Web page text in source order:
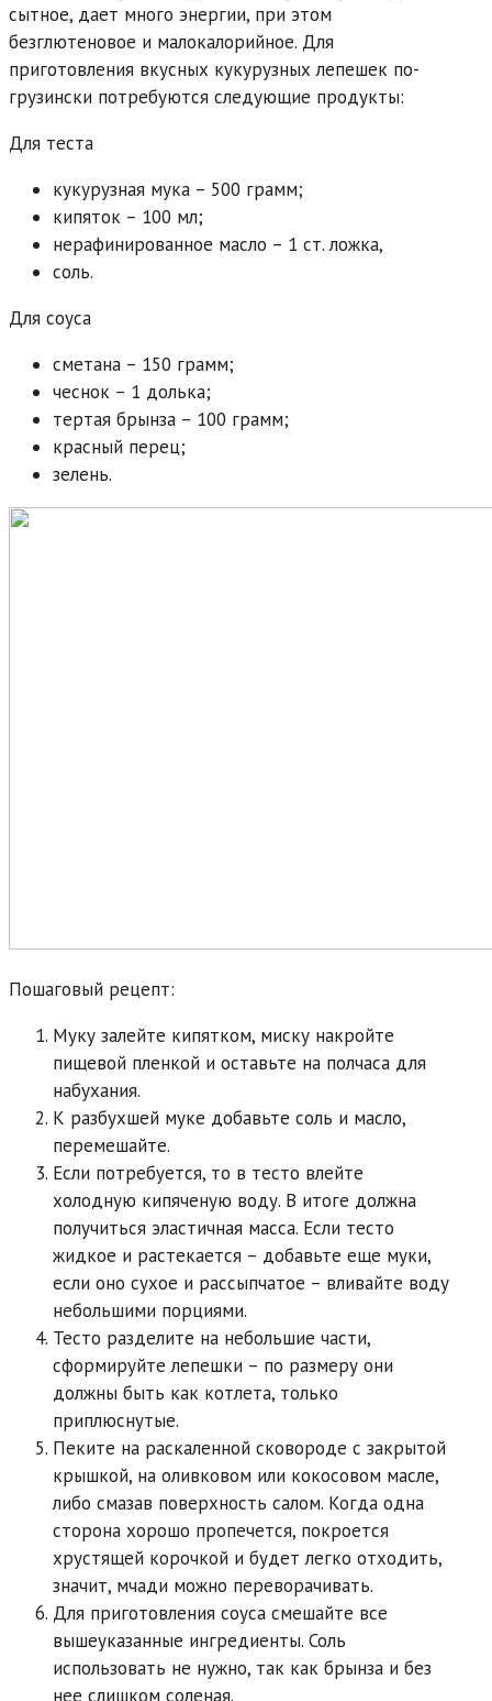
сытное, дает много энергии, при этом
безглютеновое и малокалорийное. Для
приготовления вкусных кукурузных лепешек по-
грузински потребуются следующие продукты:
Для теста
кукурузная мука – 500 грамм;
кипяток – 100 мл;
нерафинированное масло – 1 ст. ложка,
соль.
Для соуса
сметана – 150 грамм;
чеснок – 1 долька;
тертая брынза – 100 грамм;
красный перец;
зелень.
Пошаговый рецепт:
Муку залейте кипятком, миску накройте
пищевой пленкой и оставьте на полчаса для
набухания.
К разбухшей муке добавьте соль и масло,
перемешайте.
Если потребуется, то в тесто влейте
холодную кипяченую воду. В итоге должна
получиться эластичная масса. Если тесто
жидкое и растекается – добавьте еще муки,
если оно сухое и рассыпчатое – вливайте воду
небольшими порциями.
Тесто разделите на небольшие части,
сформируйте лепешки – по размеру они
должны быть как котлета, только
приплюснутые.
Пеките на раскаленной сковороде с закрытой
крышкой, на оливковом или кокосовом масле,
либо смазав поверхность салом. Когда одна
сторона хорошо пропечется, покроется
хрустящей корочкой и будет легко отходить,
значит, мчади можно переворачивать.
Для приготовления соуса смешайте все
вышеуказанные ингредиенты. Соль
использовать не нужно, так как брынза и без
нее слишком соленая.